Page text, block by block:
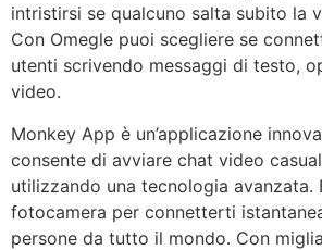
intristirsi se qualcuno salta subito la
Con Omegle puoi scegliere se
utenti scrivendo messaggi di testo,
video.
Monkey App è un’applicazione
consente di avviare chat video
utilizzando una tecnologia avanzata.
fotocamera per connetterti
persone da tutto il mondo. Con